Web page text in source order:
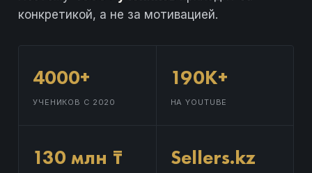
конкретикой, а не за мотивацией.
4000+
УЧЕНИКОВ С 2020
190K+
НА YOUTUBE
130 млн ₸ Sellers.kz